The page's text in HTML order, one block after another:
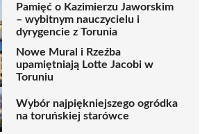
Pamięć o Kazimierzu Jaworskim
– wybitnym nauczycielu i
dyrygencie z Torunia
Nowe Mural i Rzeźba
upamiętniają Lotte Jacobi w
Toruniu
Wybór najpiękniejszego ogródka
na toruńskiej starówce